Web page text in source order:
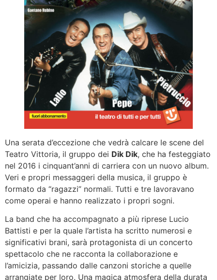
Una serata d’eccezione che vedrà calcare le scene del
Teatro Vittoria, il gruppo dei Dik Dik, che ha festeggiato
nel 2016 i cinquant’anni di carriera con un nuovo album.
Veri e propri messaggeri della musica, il gruppo è
formato da “ragazzi” normali. Tutti e tre lavoravano
come operai e hanno realizzato i propri sogni.
La band che ha accompagnato a più riprese Lucio
Battisti e per la quale l’artista ha scritto numerosi e
significativi brani, sarà protagonista di un concerto
spettacolo che ne racconta la collaborazione e
l’amicizia, passando dalle canzoni storiche a quelle
arrangiate per loro. Una magica atmosfera della durata